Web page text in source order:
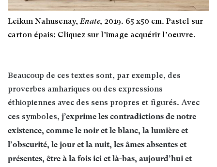
Leikun Nahusenay,Enate, 2019. 65 x50 cm. Pastel sur
carton épais; Cliquez sur l’image acquérir l’oeuvre.
Beaucoup de ces textes sont, par exemple, des
proverbes amhariques ou des expressions
éthiopiennes avec des sens propres et figurés. Avec
ces symboles, j’exprime les contradictions de notre
existence, comme le noir et le blanc, la lumière et
l’obscurité, le jour et la nuit, les âmes absentes et
présentes, être à la fois ici et là-bas, aujourd’hui et